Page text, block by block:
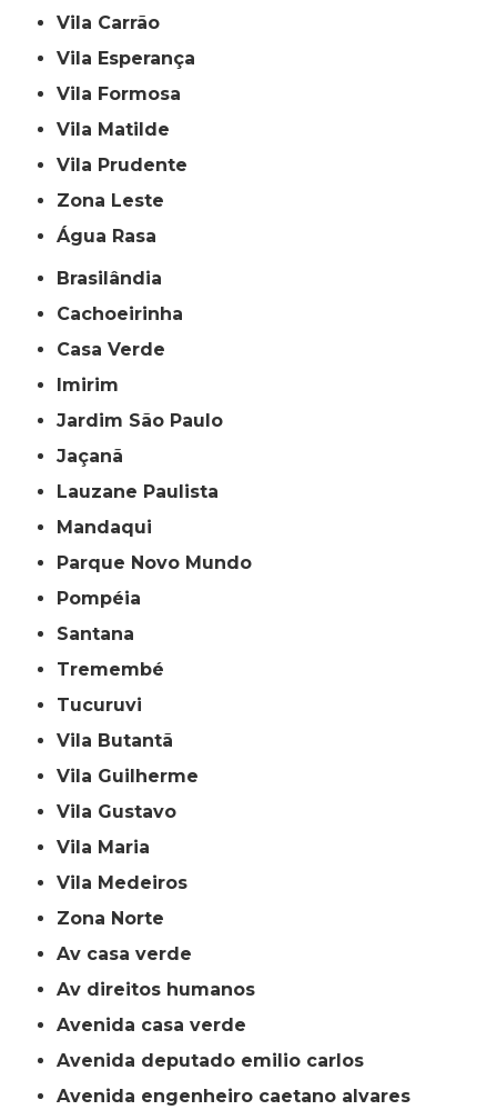
Vila Carrão
Vila Esperança
Vila Formosa
Vila Matilde
Vila Prudente
Zona Leste
Água Rasa
Brasilândia
Cachoeirinha
Casa Verde
Imirim
Jardim São Paulo
Jaçanã
Lauzane Paulista
Mandaqui
Parque Novo Mundo
Pompéia
Santana
Tremembé
Tucuruvi
Vila Butantã
Vila Guilherme
Vila Gustavo
Vila Maria
Vila Medeiros
Zona Norte
av casa verde
av direitos humanos
avenida casa verde
avenida deputado emilio carlos
avenida engenheiro caetano alvares